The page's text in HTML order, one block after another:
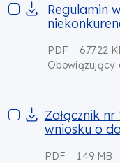
Regulamin wyboru
Regulamin
PDF
677.22
Obowiązujący
Załącznik nr 1
Załącznik
wniosku o
PDF
1.49 MB